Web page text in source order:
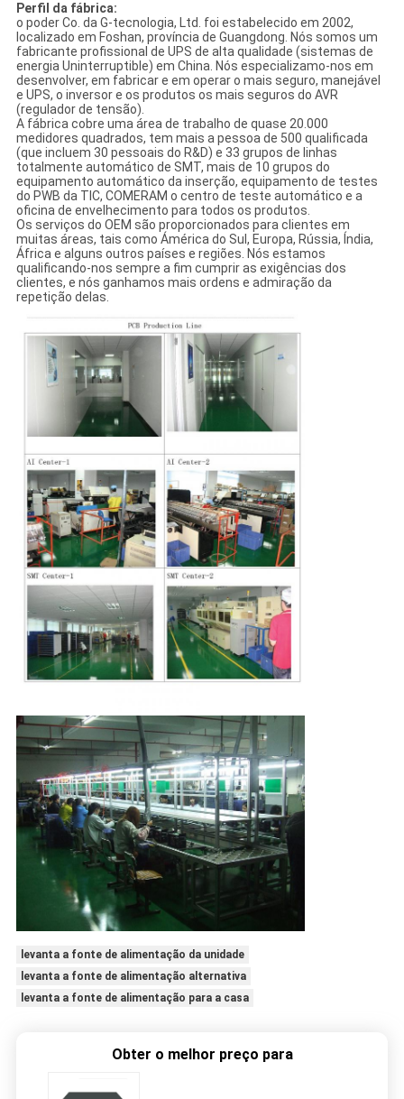
Perfil da fábrica:
o poder Co. da G-tecnologia, Ltd. foi estabelecido em 2002,
localizado em Foshan, província de Guangdong. Nós somos um
fabricante profissional de UPS de alta qualidade (sistemas de
energia Uninterruptible) em China. Nós especializamo-nos em
desenvolver, em fabricar e em operar o mais seguro, manejável
e UPS, o inversor e os produtos os mais seguros do AVR
(regulador de tensão).
A fábrica cobre uma área de trabalho de quase 20.000
medidores quadrados, tem mais a pessoa de 500 qualificada
(que incluem 30 pessoais do R&D) e 33 grupos de linhas
totalmente automático de SMT, mais de 10 grupos do
equipamento automático da inserção, equipamento de testes
do PWB da TIC, COMERAM o centro de teste automático e a
oficina de envelhecimento para todos os produtos.
Os serviços do OEM são proporcionados para clientes em
muitas áreas, tais como Ámérica do Sul, Europa, Rússia, Índia,
África e alguns outros países e regiões. Nós estamos
qualificando-nos sempre a fim cumprir as exigências dos
clientes, e nós ganhamos mais ordens e admiração da
repetição delas.
levanta a fonte de alimentação da unidade
levanta a fonte de alimentação alternativa
levanta a fonte de alimentação para a casa
Obter o melhor preço para